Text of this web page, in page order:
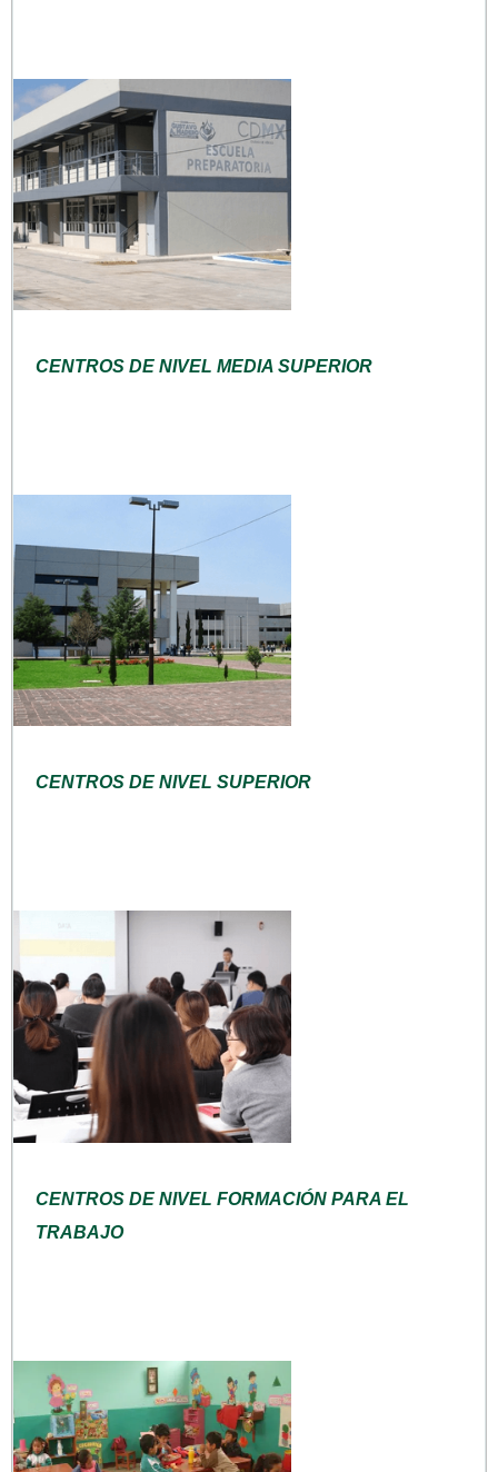
CENTROS DE NIVEL MEDIA SUPERIOR
CENTROS DE NIVEL SUPERIOR
CENTROS DE NIVEL FORMACIÓN PARA EL
TRABAJO